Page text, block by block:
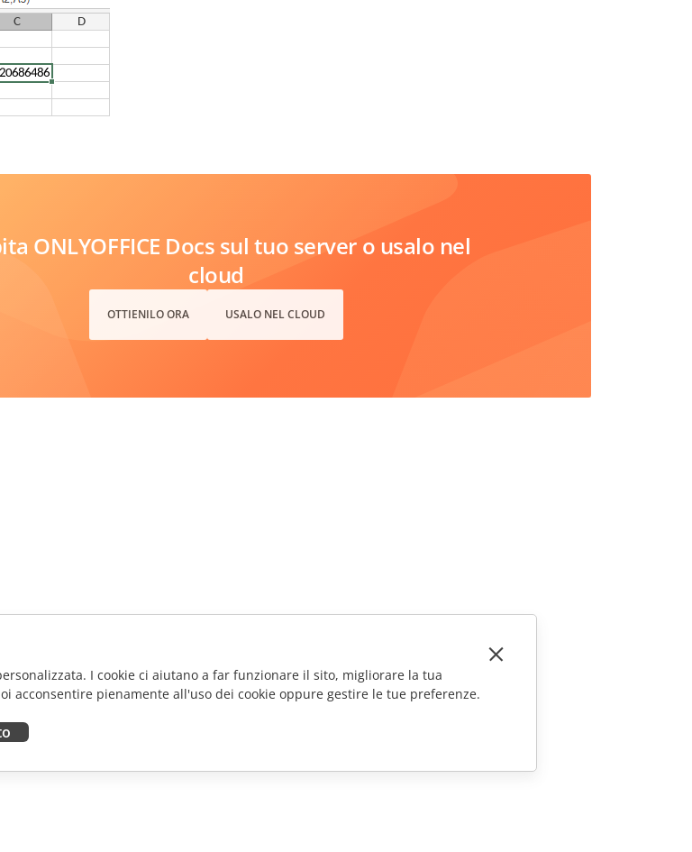
ONLYOFFICE Docs sul tuo server o usalo nel
cloud
OTTIENILO ORA USALO NEL CLOUD
I cookie ci aiutano a far funzionare il sito, migliorare la tua
acconsentire pienamente all'uso dei cookie oppure gestire le tue preferenze.